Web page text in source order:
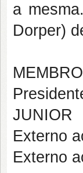
a
Dorper)
JUNIOR
Externo
Externo